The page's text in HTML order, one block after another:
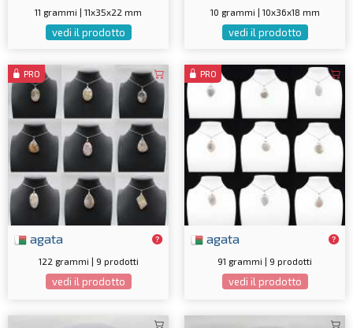
11 grammi | 11x35x22 mm
vedi il prodotto
10 grammi | 10x36x18 mm
vedi il prodotto
PRO
agata
122 grammi | 9 prodotti
vedi il prodotto
PRO
agata
91 grammi | 9 prodotti
vedi il prodotto